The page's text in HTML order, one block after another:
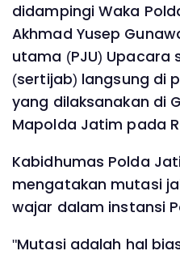
didampingi Waka
Akhmad Yusep
utama (PJU)
(sertijab) langsung di
yang dilaksanakan di
Mapolda Jatim pada
Kabidhumas Polda
mengatakan mutasi
wajar dalam instansi
"Mutasi adalah hal